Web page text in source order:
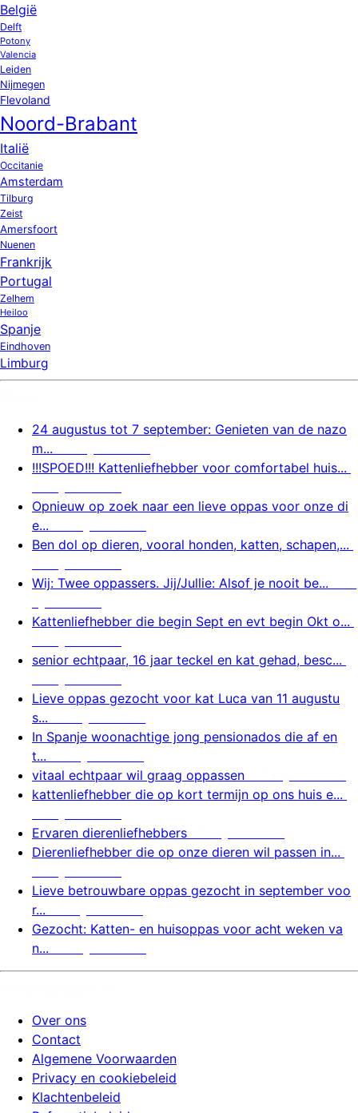
België
Delft
Potony
Valencia
Leiden
Nijmegen
Flevoland
Noord-Brabant
Italië
Occitanie
Amsterdam
Tilburg
Zeist
Amersfoort
Nuenen
Frankrijk
Portugal
Zelhem
Heiloo
Spanje
Eindhoven
Limburg
24 augustus tot 7 september: Genieten van de nazo
m...
!!!SPOED!!! Kattenliefhebber voor comfortabel huis...
Opnieuw op zoek naar een lieve oppas voor onze di
e...
Ben dol op dieren, vooral honden, katten, schapen,...
Wij: Twee oppassers. Jij/Jullie: Alsof je nooit be...
Kattenliefhebber die begin Sept en evt begin Okt o...
senior echtpaar, 16 jaar teckel en kat gehad, besc...
Lieve oppas gezocht voor kat Luca van 11 augustu
s...
In Spanje woonachtige jong pensionados die af en
t...
vitaal echtpaar wil graag oppassen
kattenliefhebber die op kort termijn op ons huis e...
Ervaren dierenliefhebbers
Dierenliefhebber die op onze dieren wil passen in...
Lieve betrouwbare oppas gezocht in september voo
r...
Gezocht: Katten- en huisoppas voor acht weken va
n...
Over ons
Contact
Algemene Voorwaarden
Privacy en cookiebeleid
Klachtenbeleid